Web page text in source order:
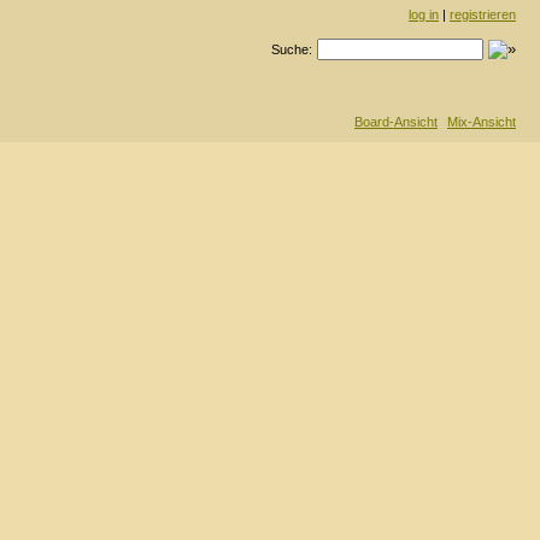
log in | registrieren
Suche:
Board-Ansicht Mix-Ansicht